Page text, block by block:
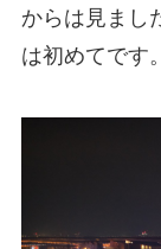
からは見まし
は初めてです。